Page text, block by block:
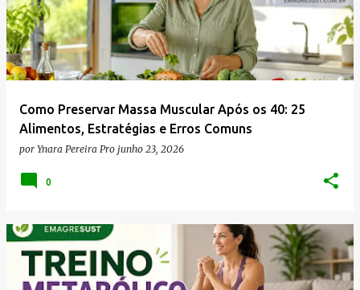
Como Preservar Massa Muscular Após os 40: 25
Alimentos, Estratégias e Erros Comuns
por Ynara Pereira Pro junho 23, 2026
0